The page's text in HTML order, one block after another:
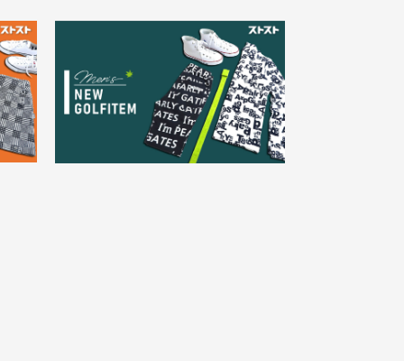
イズについて
一点手作業で計測しておりますの
状態も良く満足しておりま
す
欲しかったスカートが購入で
きました。状態も良く満足し